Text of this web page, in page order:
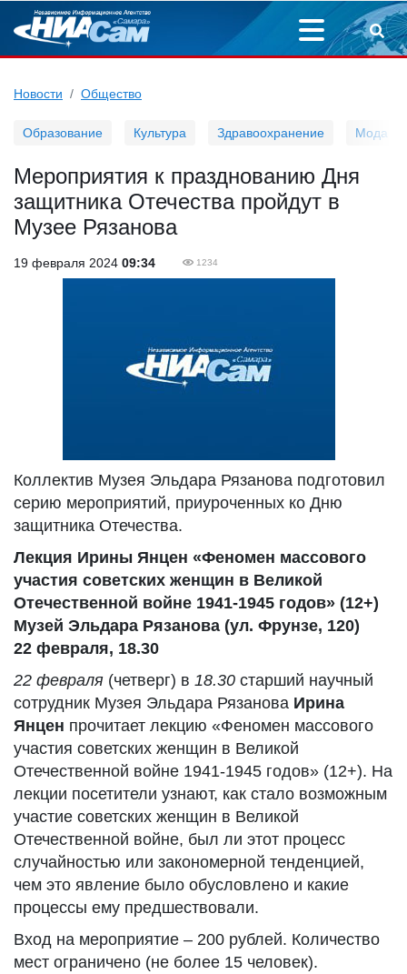
Новости Общество
Образование Культура Здравоохранение Мода
Мероприятия к празднованию Дня
защитника Отечества пройдут в
Музее Рязанова
19 февраля 2024 09:34 1234
Коллектив Музея Эльдара Рязанова подготовил
серию мероприятий, приуроченных ко Дню
защитника Отечества.
Лекция Ирины Янцен «Феномен массового
участия советских женщин в Великой
Отечественной войне 1941-1945 годов» (12+)
Музей Эльдара Рязанова (ул. Фрунзе, 120)
22 февраля, 18.30
22 февраля (четверг) в 18.30 старший научный
сотрудник Музея Эльдара Рязанова Ирина
Янцен прочитает лекцию «Феномен массового
участия советских женщин в Великой
Отечественной войне 1941-1945 годов» (12+). На
лекции посетители узнают, как стало возможным
участие советских женщин в Великой
Отечественной войне, был ли этот процесс
случайностью или закономерной тенденцией,
чем это явление было обусловлено и какие
процессы ему предшествовали.
Вход на мероприятие – 200 рублей. Количество
мест ограничено (не более 15 человек).